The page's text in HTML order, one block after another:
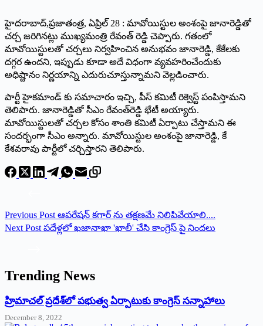
హైదరాబాద్‌,‌ప్రజాతంత్ర, ఏప్రిల్‌ 28 : మావోయిస్టుల అంశంపై జానారెడ్డితో
చర్చ జరిగినట్లు ముఖ్యమంత్రి రేవంత్ రెడ్డి చెప్పారు. గతంలో
మావోయిస్టులతో చర్చలు నిర్వహించిన అనుభవం జానారెడ్డి, కేకేలకు
దగ్గర ఉందని, ఇప్పుడు కూడా అదే విధంగా వ్యవహరించేందుకు
అధిష్టానం నిర్ణయాన్ని ఎదురుచూస్తున్నామని వెల్లడించారు.
పార్టీ హైకమాండ్‌ ‌కు సమాచారం ఇచ్చి, పీస్‌ ‌కమిటీ రిక్వెస్ట్ ‌పంపిస్తామని
తెలిపారు. జానారెడ్డితో సీఎం రేవంత్‌రెడ్డి భేటీ అయ్యారు.
మావోయిస్టులతో చర్చల కోసం శాంతి కమిటీ ఏర్పాటు చేస్తామని ఈ
సందర్భంగా సీఎం అన్నారు. మావోయిస్టుల అంశంపై జానారెడ్డి, కే
కేశవరావు పార్టీలో చర్చిస్తారని తెలిపారు.
Previous Post ఆపరేషన్ కగార్ ను తక్షణమే నిలిపివేయాలి....
Next Post పదేళ్లలో ఖజానాఖా 'ఖాలీ' చేసి కాంగ్రెస్ పై నిందలు
Trending News
‌హ్రిమాచల్‌ ‌ప్రదేశ్‌లో పభుత్వ ఏర్పాటుకు కాంగ్రెస్‌ ‌సన్నాహాలు
December 8, 2022